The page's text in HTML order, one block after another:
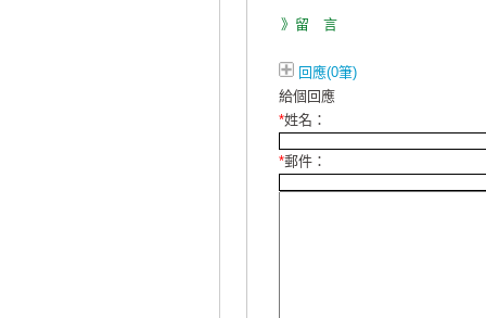
》留 言
回應(0筆)
給個回應
*姓名：
*郵件：